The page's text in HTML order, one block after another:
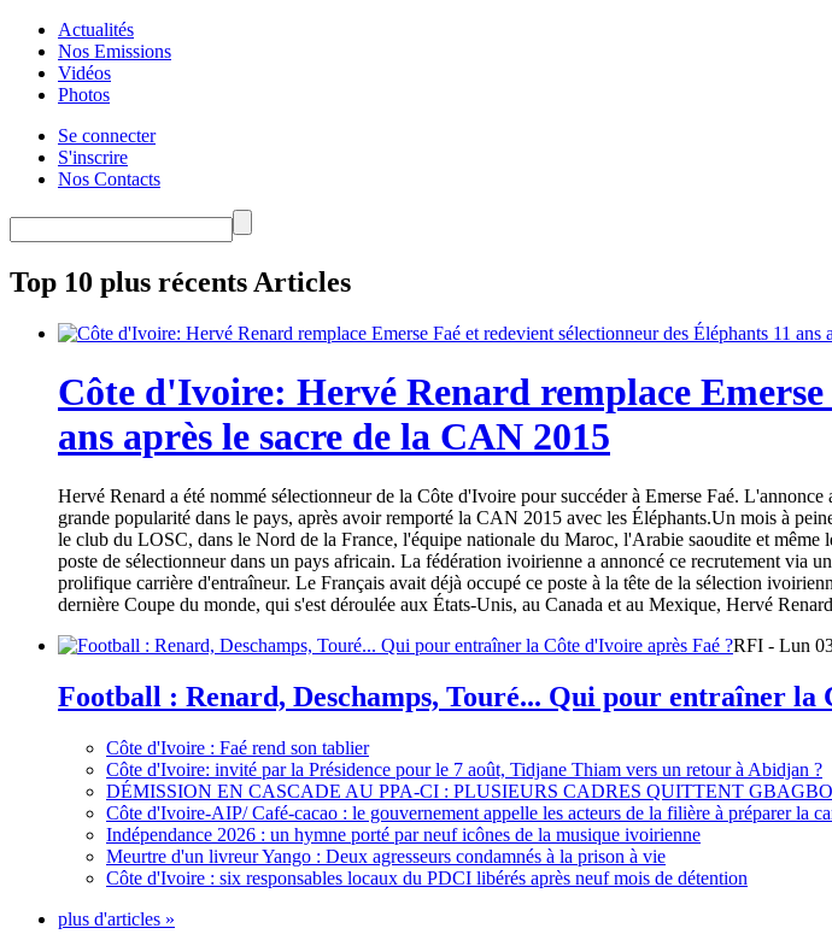
Actualités
Nos Emissions
Vidéos
Photos
Se connecter
S'inscrire
Nos Contacts
Top 10 plus récents Articles
Côte d'Ivoire: Hervé Renard remplace
ans après le sacre de la CAN 2015
Hervé Renard a été nommé sélectionneur de la Côte d'Ivoire pour succéder à Emerse Faé.
grande popularité dans le pays, après avoir remporté la CAN 2015 avec les Éléphants.Un mois à
le club du LOSC, dans le Nord de la France, l'équipe nationale du Maroc, l'Arabie saoudite et
poste de sélectionneur dans un pays africain. La fédération ivoirienne a annoncé ce recrutement via
prolifique carrière d'entraîneur. Le Français avait déjà occupé ce poste à la tête de la sélection
dernière Coupe du monde, qui s'est déroulée aux États-Unis, au Canada et au Mexique, Hervé
RFI - Lun
Football : Renard, Deschamps, Touré... Qui pour entraîner la
Côte d'Ivoire : Faé rend son tablier
Côte d'Ivoire: invité par la Présidence pour le 7 août, Tidjane Thiam vers un retour à Abidjan ?
DÉMISSION EN CASCADE AU PPA-CI : PLUSIEURS CADRES QUITTENT
Côte d'Ivoire-AIP/ Café-cacao : le gouvernement appelle les acteurs de la filière à préparer la
Indépendance 2026 : un hymne porté par neuf icônes de la musique ivoirienne
Meurtre d'un livreur Yango : Deux agresseurs condamnés à la prison à vie
Côte d'Ivoire : six responsables locaux du PDCI libérés après neuf mois de détention
plus d'articles »